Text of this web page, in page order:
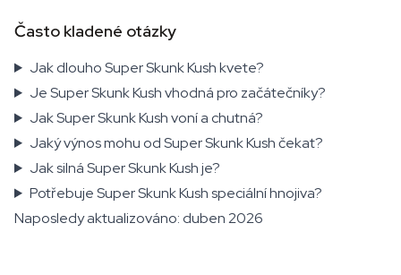
Často kladené otázky
Jak dlouho Super Skunk Kush kvete?
Je Super Skunk Kush vhodná pro začátečníky?
Jak Super Skunk Kush voní a chutná?
Jaký výnos mohu od Super Skunk Kush čekat?
Jak silná Super Skunk Kush je?
Potřebuje Super Skunk Kush speciální hnojiva?
Naposledy aktualizováno: duben 2026